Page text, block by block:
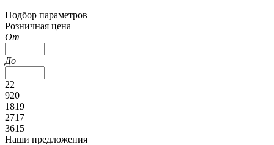
Подбор параметров
Розничная цена
От
До
22
920
1819
2717
3615
Наши предложения